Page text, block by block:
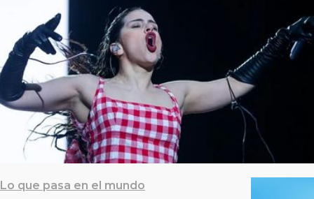
Lo que pasa en el mundo